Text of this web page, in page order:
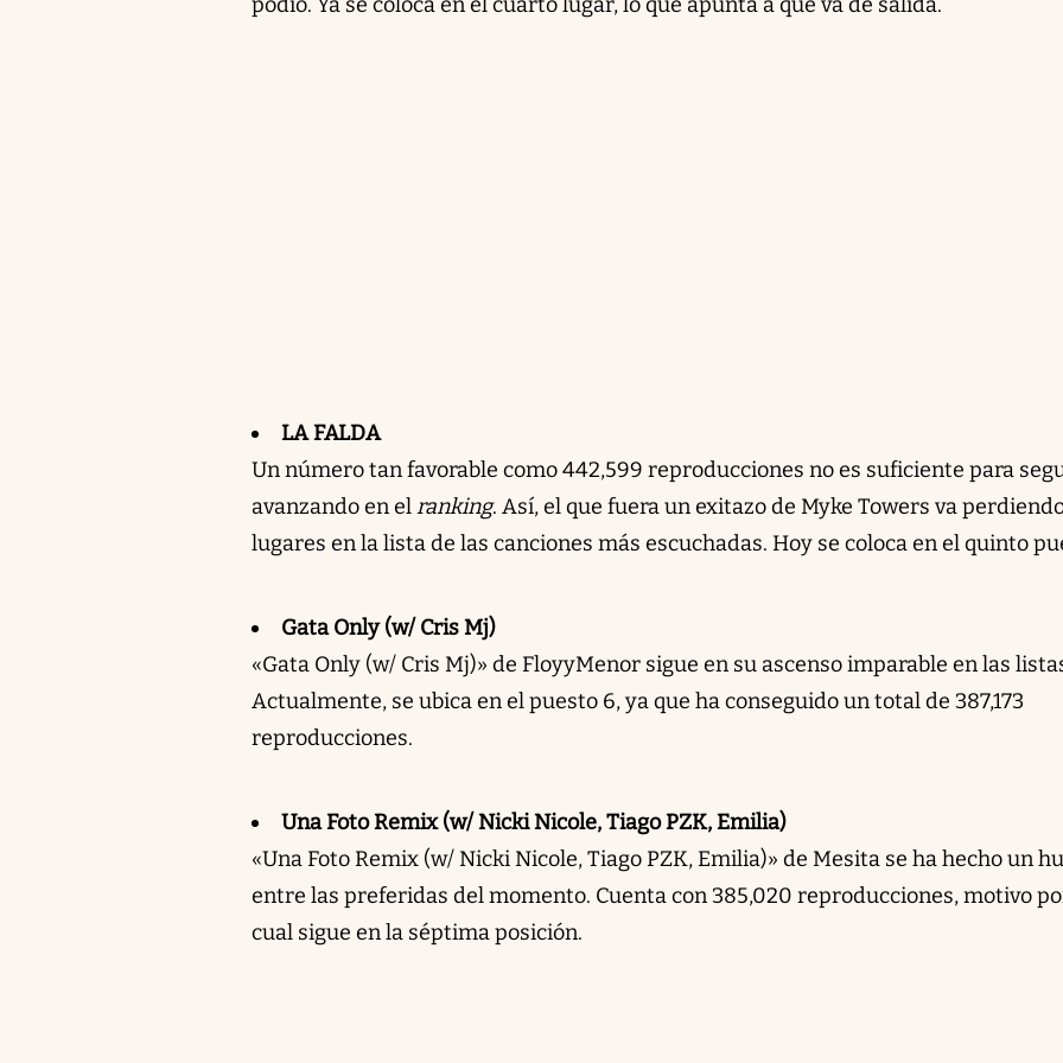
LA FALDA
Un número tan favorable como 442,599 reproducciones no es suficiente para
avanzando en elranking. Así, el que fuera un exitazo de Myke Towers va
lugares en la lista de las canciones más escuchadas. Hoy se coloca en el quinto
Gata Only (w/ Cris Mj)
«Gata Only (w/ Cris Mj)» de FloyyMenor sigue en su ascenso imparable en las
Actualmente, se ubica en el puesto 6, ya que ha conseguido un total de 387,173
reproducciones.
Una Foto Remix (w/ Nicki Nicole, Tiago PZK, Emilia)
«Una Foto Remix (w/ Nicki Nicole, Tiago PZK, Emilia)» de Mesita se ha hecho un
entre las preferidas del momento. Cuenta con 385,020 reproducciones, motivo
cual sigue en la séptima posición.